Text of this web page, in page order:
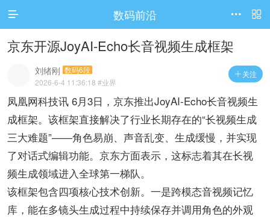
访问电脑版
 数码前沿 

京东开源JoyAI-Echo长音视频生成框架
 关注
刘绪刚 数码6段
2026-6-4 11:36:18 #业界
凤凰网科技讯 6月3日，京东推出JoyAI-Echo长音视频生
成框架。该框架直接解决了行业长期存在的“长视频生成
三大难题”——角色易崩、声音乱变、生成缓慢，并实现
了对话式编辑功能。京东方面表示，这标志着其在长视
频生成领域进入全球第一梯队。
该框架包含四项核心技术创新。一是跨模态音视频记忆
库，能在多镜头生成过程中持续保存并调用角色的外观